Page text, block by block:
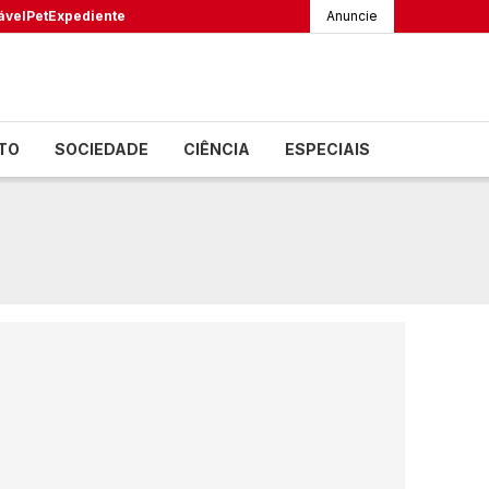
PetExpediente Anuncie
SOCIEDADE CIÊNCIA ESPECIAIS